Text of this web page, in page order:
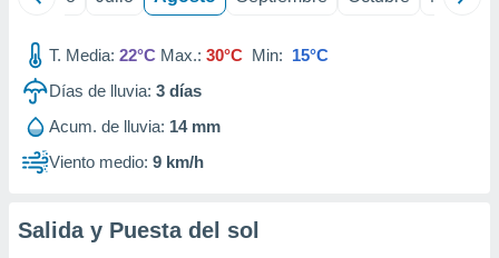
1199T. Media: 22°C Max.: 30°C Min: 15°C
Días de lluvia: 3 días
Acum. de lluvia: 14 mm
Viento medio: 9 km/h
Salida y Puesta del sol